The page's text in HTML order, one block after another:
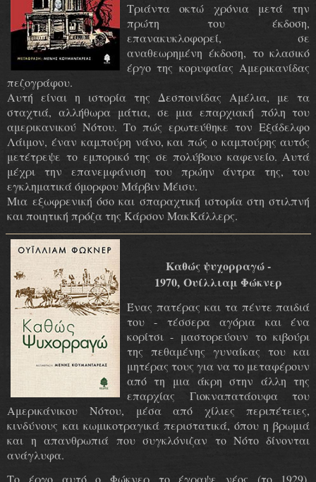
Τριάντα οκτώ χρόνια μετά την
πρώτη του έκδοση,
επανακυκλοφορεί, σε
αναθεωρημένη έκδοση, το κλασικό
έργο της κορυφαίας Αμερικανίδας
πεζογράφου.
Αυτή είναι η ιστορία της Δεσποινίδας Αμέλια, με τα
σταχτιά, αλλήθωρα μάτια, σε μια επαρχιακή πόλη του
αμερικανικού Νότου. Το πώς ερωτεύθηκε τον Εξάδελφο
Λάιμον, έναν καμπούρη νάνο, και πώς ο καμπούρης αυτός
μετέτρεψε το εμπορικό της σε πολύβουο καφενείο. Αυτά
μέχρι την επανεμφάνιση του πρώην άντρα της, του
εγκληματικά όμορφου Μάρβιν Μέισυ.
Μια εξωφρενική όσο και σπαραχτική ιστορία στη στιλπνή
και ποιητική πρόζα της Κάρσον ΜακΚάλλερς.
Καθώς ψυχορραγώ -
1970, Ουίλλιαμ Φώκνερ
Ένας πατέρας και τα πέντε παιδιά
του - τέσσερα αγόρια και ένα
κορίτσι - μαστορεύουν το κιβούρι
της πεθαμένης γυναίκας του και
μητέρας τους για να το μεταφέρουν
από τη μια άκρη στην άλλη της
επαρχίας Γιοκναπατάουφα του
Αμερικάνικου Νότου, μέσα από χίλιες περιπέτειες,
κινδύνους και κωμικοτραγικά περιστατικά, όπου η βρωμιά
και η απανθρωπιά που συγκλόνιζαν το Νότο δίνονται
ανάγλυφα.